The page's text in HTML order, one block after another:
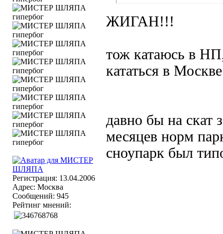
Регистрация: 13.04.2006
Адрес: Москва
Сообщений: 945
Рейтинг мнений:
ЖИГАН!!!
тож катаюсь в
кататься в Москве
давно бы на скат
месяцев норм
сноупарк был